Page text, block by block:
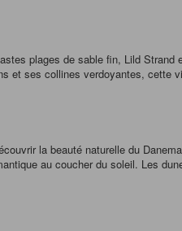
plages de sable fin, Lild
et ses collines verdoyantes, cette
la beauté naturelle du
au coucher du soleil. Les